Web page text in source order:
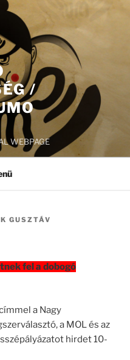
/
WEBPAGE
GUSZTÁV
fel a dobogó
a Nagy
a MOL és az
hirdet 10-